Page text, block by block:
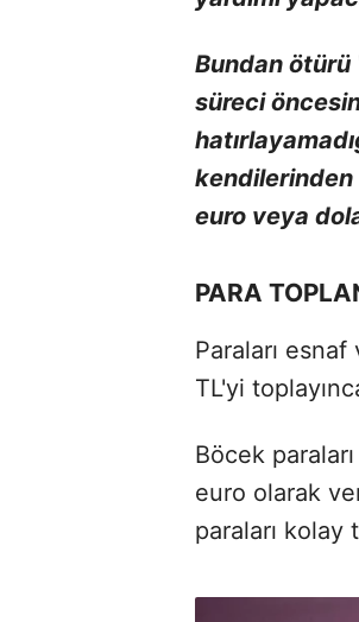
Bundan ötürü
süreci
kendilerinden
euro veya
PARA
Paraları
TL'yi
Böcek
euro olarak
paraları kolay